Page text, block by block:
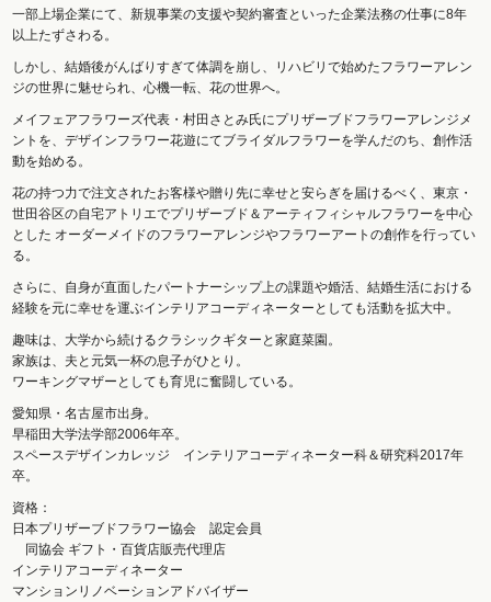
一部上場企業にて、新規事業の支援や契約審査といった企業法務の仕事に8年
以上たずさわる。
しかし、結婚後がんばりすぎて体調を崩し、リハビリで始めたフラワーアレン
ジの世界に魅せられ、心機一転、花の世界へ。
メイフェアフラワーズ代表・村田さとみ氏にプリザーブドフラワーアレンジメ
ントを、デザインフラワー花遊にてブライダルフラワーを学んだのち、創作活
動を始める。
花の持つ力で注文されたお客様や贈り先に幸せと安らぎを届けるべく、東京・
世田谷区の自宅アトリエでプリザーブド＆アーティフィシャルフラワーを中心
とした オーダーメイドのフラワーアレンジやフラワーアートの創作を行ってい
る。
さらに、自身が直面したパートナーシップ上の課題や婚活、結婚生活における
経験を元に幸せを運ぶインテリアコーディネーターとしても活動を拡大中。
趣味は、大学から続けるクラシックギターと家庭菜園。
家族は、夫と元気一杯の息子がひとり。
ワーキングマザーとしても育児に奮闘している。
愛知県・名古屋市出身。
早稲田大学法学部2006年卒。
スペースデザインカレッジ インテリアコーディネーター科＆研究科2017年
卒。
資格：
日本プリザーブドフラワー協会 認定会員
同協会 ギフト・百貨店販売代理店
インテリアコーディネーター
マンションリノベーションアドバイザー